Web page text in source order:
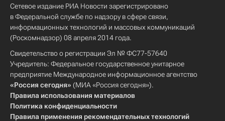
Сетевое издание РИА Новости зарегистрировано
в Федеральной службе по надзору в сфере связи,
информационных технологий и массовых коммуникаций
(Роскомнадзор) 08 апреля 2014 года.
Свидетельство о регистрации Эл № ФС77-57640
Учредитель: Федеральное государственное унитарное
предприятие Международное информационное агентство
«Россия сегодня» (МИА «Россия сегодня»).
Правила использования материалов
Политика конфиденциальности
Правила применения рекомендательных технологий